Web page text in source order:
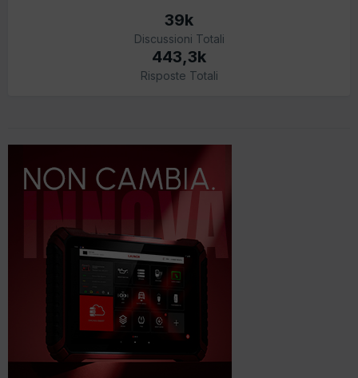
39k
Discussioni Totali
443,3k
Risposte Totali